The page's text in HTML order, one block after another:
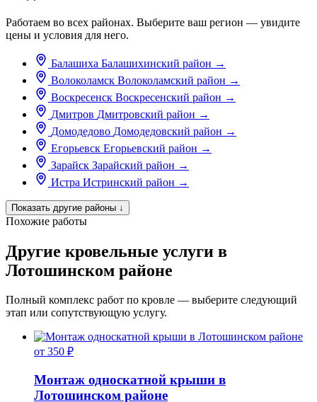
Работаем во всех районах. Выберите ваш регион — увидите
цены и условия для него.
Балашиха Балашихинский район →
Волоколамск Волоколамский район →
Воскресенск Воскресенский район →
Дмитров Дмитровский район →
Домодедово Домодедовский район →
Егорьевск Егорьевский район →
Зарайск Зарайский район →
Истра Истринский район →
Показать другие районы ↓
Похожие работы
Другие кровельные услуги в
Лотошинском районе
Полный комплекс работ по кровле — выберите следующий
этап или сопутствующую услугу.
от 350 ₽
Монтаж односкатной крыши в
Лотошинском районе